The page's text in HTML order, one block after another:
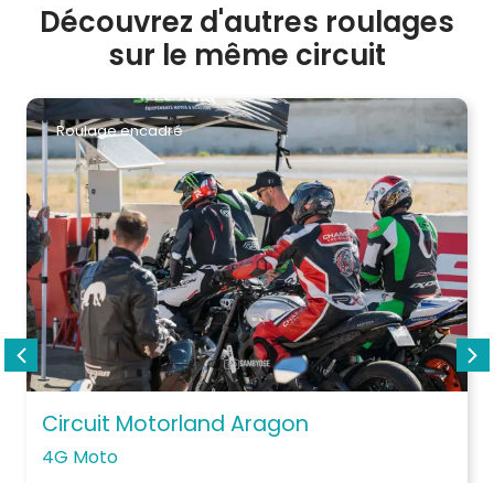
Découvrez d'autres roulages
sur le même circuit
Roulage encadré
Circuit Motorland Aragon
4G Moto